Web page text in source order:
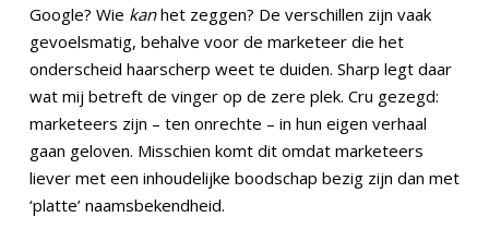
Google? Wie kanhet zeggen? De verschillen zijn vaak
gevoelsmatig, behalve voor de marketeer die het
onderscheid haarscherp weet te duiden. Sharp legt daar
wat mij betreft de vinger op de zere plek. Cru gezegd:
marketeers zijn – ten onrechte – in hun eigen verhaal
gaan geloven. Misschien komt dit omdat marketeers
liever met een inhoudelijke boodschap bezig zijn dan met
‘platte’ naamsbekendheid.